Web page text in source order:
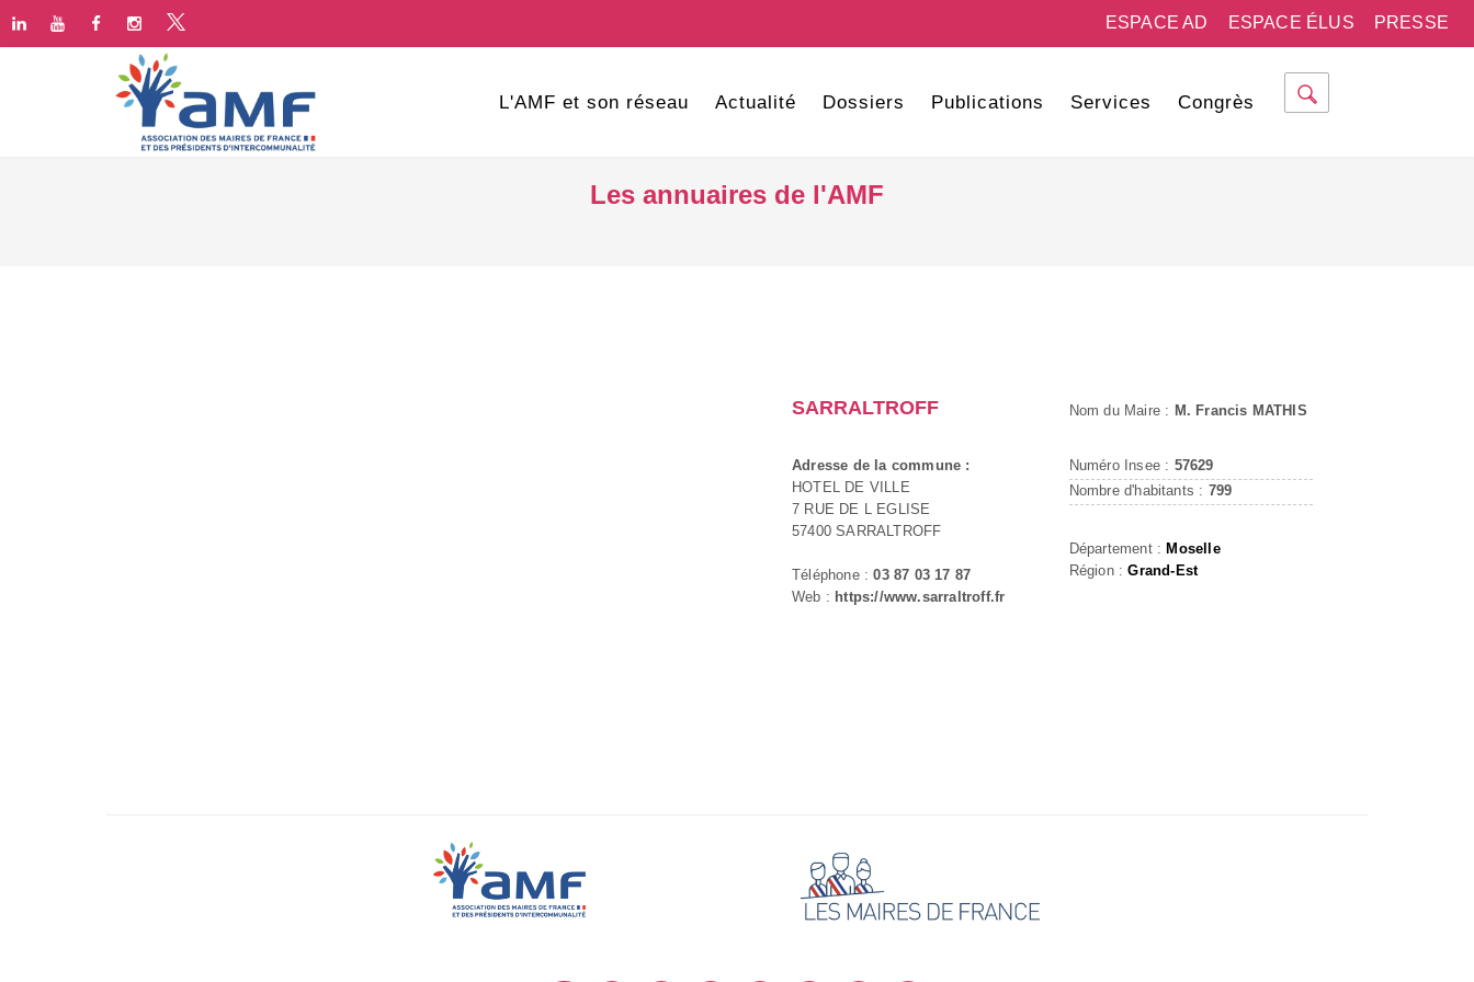
PRESSE
ESPACE ÉLUS
ESPACE AD
L'AMF et son réseau Actualité Dossiers Publications Services Congrès
Les annuaires de l'AMF
SARRALTROFF
Adresse de la commune :
HOTEL DE VILLE
7 RUE DE L EGLISE
57400 SARRALTROFF
Téléphone :03 87 03 17 87
Web : https://www.sarraltroff.fr
Nom du Maire : M. Francis MATHIS
Numéro Insee : 57629
Nombre d'habitants : 799
Département : Moselle
Région :Grand-Est